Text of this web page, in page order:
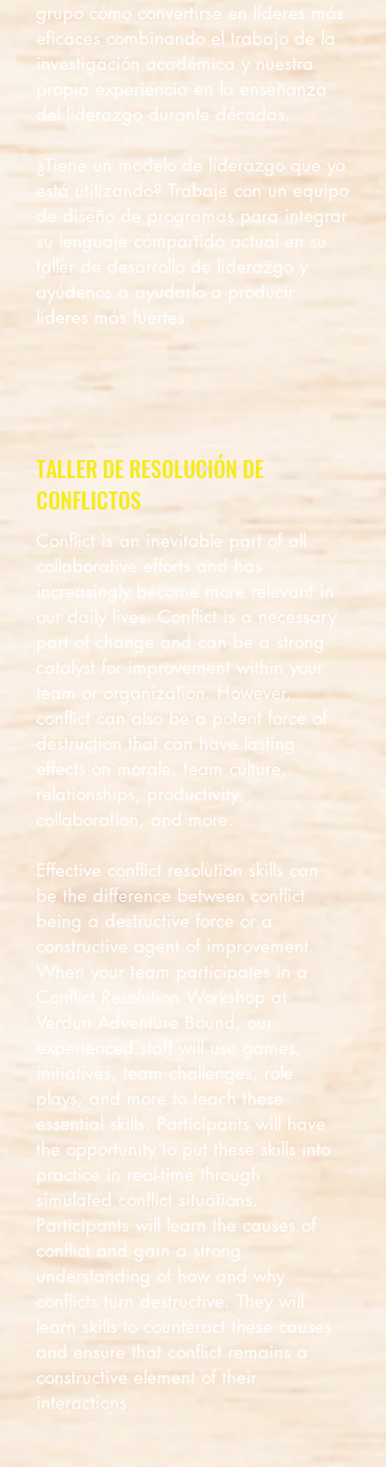
grupo cómo convertirse en líderes más
eficaces combinando el trabajo de la
investigación académica y nuestra
propia experiencia en la enseñanza
del liderazgo durante décadas.
¿Tiene un modelo de liderazgo que ya
está utilizando? Trabaje con un equipo
de diseño de programas para integrar
su lenguaje compartido actual en su
taller de desarrollo de liderazgo y
ayúdenos a ayudarlo a producir
líderes más fuertes.
TALLER DE RESOLUCIÓN DE
CONFLICTOS
Conflict is an inevitable part of all
collaborative efforts and has
increasingly become more relevant in
our daily lives. Conflict is a necessary
part of change and can be a strong
catalyst for improvement within your
team or organization. However,
conflict can also be a potent force of
destruction that can have lasting
effects on morale, team culture,
relationships, productivity,
collaboration, and more.
Effective conflict resolution skills can
be the difference between conflict
being a destructive force or a
constructive agent of improvement.
When your team participates in a
Conflict Resolution Workshop at
Verdun Adventure Bound, our
experienced staff will use games,
initiatives, team challenges, role
plays, and more to teach these
essential skills. Participants will have
the opportunity to put these skills into
practice in real-time through
simulated conflict situations.
Participants will learn the causes of
conflict and gain a strong
understanding of how and why
conflicts turn destructive. They will
learn skills to counteract these causes
and ensure that conflict remains a
constructive element of their
interactions.